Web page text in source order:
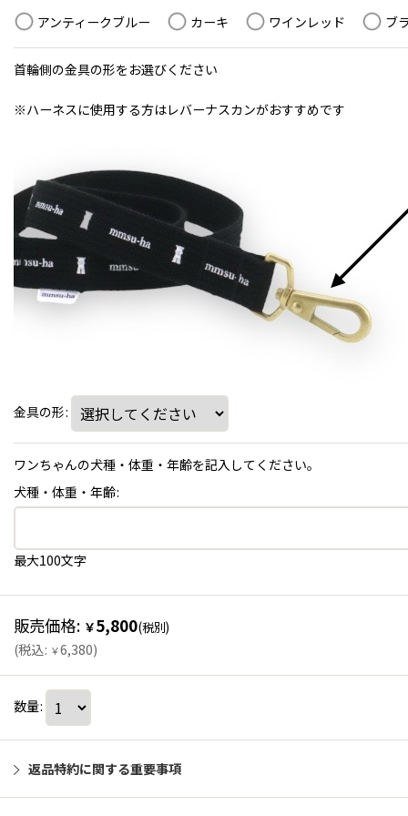
アンティークブルー カーキ ワインレッド ブ
首輪側の金具の形をお選びください
※ハーネスに使用する方はレバーナスカンがおすすめです
金具の形:
ワンちゃんの犬種・体重・年齢を記入してください。
犬種・体重・年齢:
最大100文字
販売価格: ￥5,800(税別)
(税込: ￥6,380)
数量:
返品特約に関する重要事項